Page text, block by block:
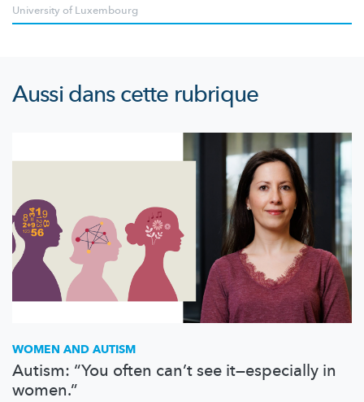
University of Luxembourg
Aussi dans cette rubrique
WOMEN AND AUTISM
Autism: “You often can’t see it—especially in
women.”